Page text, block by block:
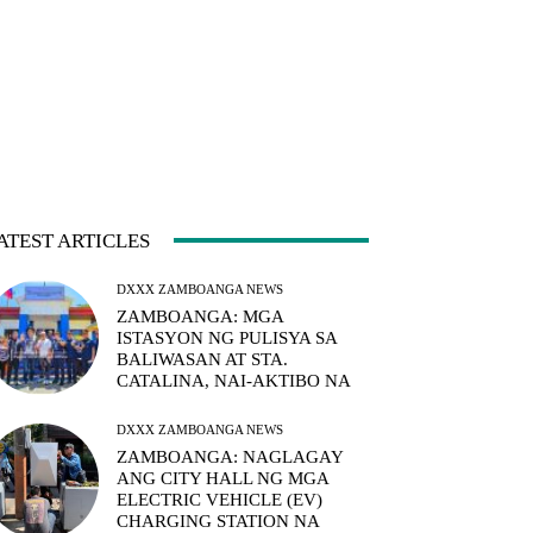
ARTICLES
DXXX ZAMBOANGA NEWS
ZAMBOANGA: MGA
ISTASYON NG PULISYA SA
BALIWASAN AT STA.
CATALINA, NAI-AKTIBO NA
DXXX ZAMBOANGA NEWS
ZAMBOANGA: NAGLAGAY
ANG CITY HALL NG MGA
ELECTRIC VEHICLE (EV)
CHARGING STATION NA